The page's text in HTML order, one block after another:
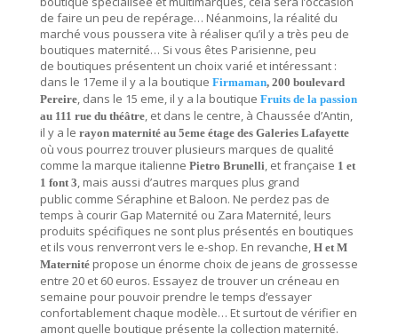
de faire un peu de repérage… Néanmoins, la réalité du
marché vous poussera vite à réaliser qu’il y a très peu de
boutiques maternité… Si vous êtes Parisienne, peu
de boutiques présentent un choix varié et intéressant :
dans le 17eme il y a la boutique Firmaman, 200 boulevard
Pereire, dans le 15 eme, il y a la boutique Fruits de la passion
au 111 rue du théâtre, et dans le centre, à Chaussée d’Antin,
il y a le rayon maternité au 5eme étage des Galeries Lafayette
où vous pourrez trouver plusieurs marques de qualité
comme la marque italienne Pietro Brunelli, et française 1 et
1 font 3, mais aussi d’autres marques plus grand
public comme Séraphine et Baloon. Ne perdez pas de
temps à courir Gap Maternité ou Zara Maternité, leurs
produits spécifiques ne sont plus présentés en boutiques
et ils vous renverront vers le e-shop. En revanche, H et M
Maternitépropose un énorme choix de jeans de grossesse
entre 20 et 60 euros. Essayez de trouver un créneau en
semaine pour pouvoir prendre le temps d’essayer
confortablement chaque modèle… Et surtout de vérifier en
amont quelle boutique présente la collection maternité.